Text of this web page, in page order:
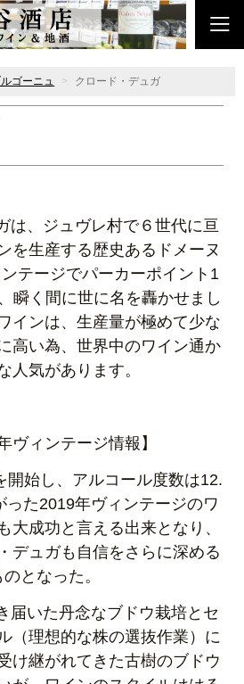
ゴーニュ クロード・デュガ
は、ジュヴレ村で６世代に亘
を生産する歴史あるドメーヌ
テージでパーカーポイント1
瞬く間に世に名を轟かせまし
インは、生産量が極めて少な
高い為、世界中のワイン通か
人気があります。
ヴィンテージ情報 】
開始し、アルコール度数は12.
った2019年ヴィンテージのワ
大成功と言える出来となり、
デュガも自信をさらに深める
のとなった。
届いた丹念なブドウ栽培とセ
（理想的な株の選抜作業）に
け継がれてきた古樹のブドウ